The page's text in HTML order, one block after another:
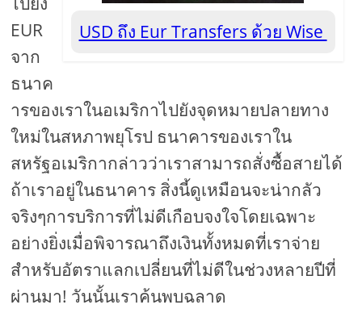
USD ถึง Eur Transfers ด้วย Wise
EUR
จาก
ธนาค
ารของเราในอเมริกาไปยังจุดหมายปลายทาง
ใหม่ในสหภาพยุโรป ธนาคารของเราใน
สหรัฐอเมริกากล่าวว่าเราสามารถสั่งซื้อสายได้
ถ้าเราอยู่ในธนาคาร สิ่งนี้ดูเหมือนจะน่ากลัว
จริงๆการบริการที่ไม่ดีเกือบจงใจโดยเฉพาะ
อย่างยิ่งเมื่อพิจารณาถึงเงินทั้งหมดที่เราจ่าย
สำหรับอัตราแลกเปลี่ยนที่ไม่ดีในช่วงหลายปีที่
ผ่านมา! วันนั้นเราค้นพบฉลาด